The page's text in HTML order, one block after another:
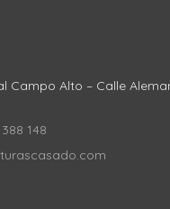
Campo Alto – Calle
148